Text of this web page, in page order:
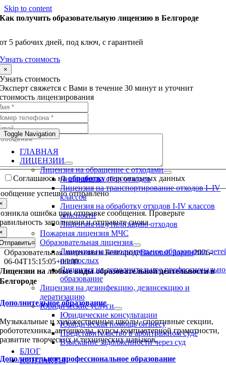
Skip to content
Toggle Navigation
ГЛАВНАЯ
ЛИЦЕНЗИИ
Лицензия на обращение с отходами
Лицензия на сбор отходов
Лицензия на транспортирование отходов I–IV
классов
Лицензия на обработку отходов I-IV классов
опасности
Лицензия на утилизацию отходов
Пожарная лицензия МЧС
Образовательная лицензия
Лицензия на дополнительное образование
и взрослых
Лицензия на дополнительное
образование
Лицензия на дезинфекцию, дезинсекцию и
дератизацию
Юридические услуги
Юридические консультации
Юридическая помощь бизнесу
Представительство в арбитражном суде
Взыскание задолженности через суд
БЛОГ
КОНТАКТЫ
Как получить образовательную лицензию в Белгороде
от 5 рабочих дней, под ключ, с гарантией
Узнать стоимость
×
Узнать стоимость
Эксперт свяжется с Вами в течение 30 минут и уточнит
стоимость лицензирования
Соглашаюсь наобработкуперсональных данных
успешно отправлено
ошибка при отправке сообщения. Проверьте
заполнения и отправьте снова.
Образовательная лицензия в БелгородеВасилий Зорин2026-
06-04T15:15:05+06:00
Лицензии на любые виды образовательной деятельности в
Белгороде
Дополнительное образование
Музыкальные и художественные школы, спортивные секции,
робототехника, автошколы, курсы компьютерной грамотности,
развитие творческих и технических навыков.
Дополнительное профессиональное образование